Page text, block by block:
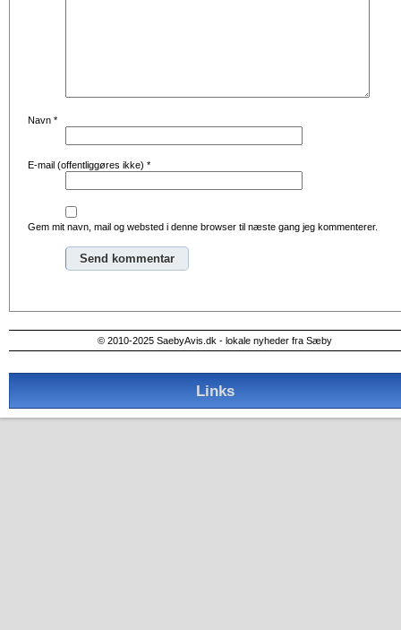
Navn *
E-mail (offentliggøres ikke) *
Gem mit navn, mail og websted i denne browser til næste gang jeg kommenterer.
© 2010-2025 SaebyAvis.dk - lokale nyheder fra Sæby
Links